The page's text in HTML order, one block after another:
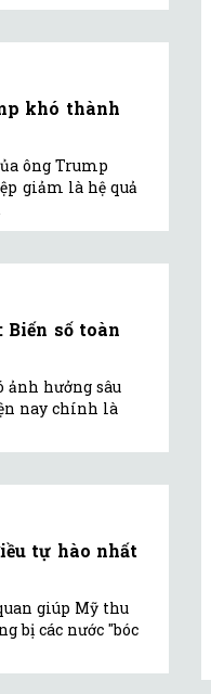
khó thành
ông Trump
giảm là hệ quả
Biến số toàn
hưởng sâu
nay chính là
tự hào nhất
giúp Mỹ thu
bị các nước "bóc